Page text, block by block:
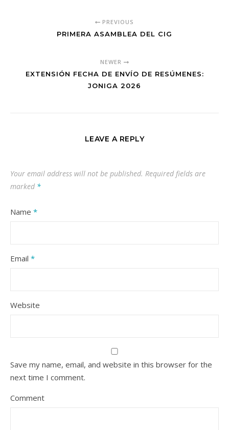
PREVIOUS
PRIMERA ASAMBLEA DEL CIG
NEWER
EXTENSIÓN FECHA DE ENVÍO DE RESÚMENES:
JONIGA 2026
LEAVE A REPLY
Your email address will not be published. Required fields are
marked *
Name *
Email *
Website
Save my name, email, and website in this browser for the
next time I comment.
Comment